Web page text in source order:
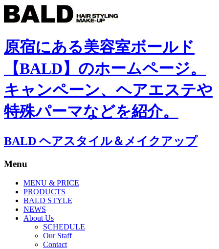
原宿にある美容室ボールド
【BALD】のホームページ。
キャンペーン、ヘアエステや
特殊パーマなどを紹介。
BALD ヘアスタイル＆メイクアップ
Menu
MENU & PRICE
PRODUCTS
BALD STYLE
NEWS
About Us
SCHEDULE
Our Staff
Contact